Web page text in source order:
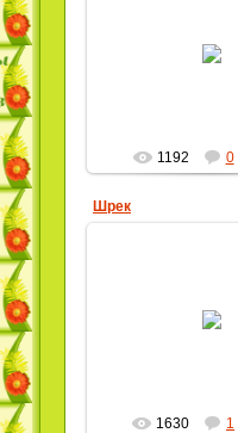
1192 0
Шрек
1630 1